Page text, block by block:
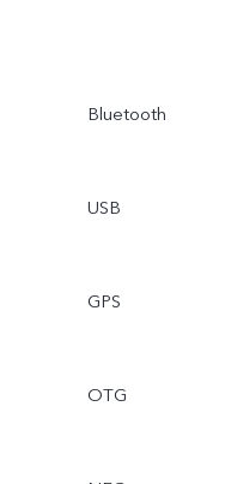
Bluetooth
USB
GPS
OTG